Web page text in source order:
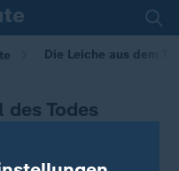
Die Leiche aus dem
des Todes